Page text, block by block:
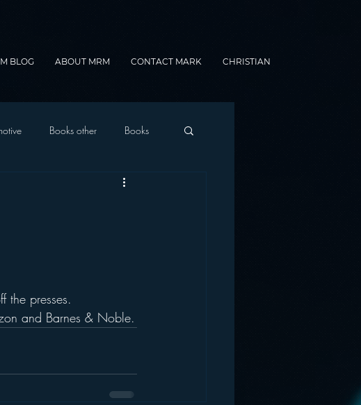
BLOG ABOUT MRM CONTACT MARK CHRISTIAN
Books other Books
the presses.
and Barnes & Noble.